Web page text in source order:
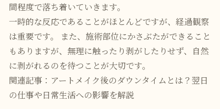
間程度で落ち着いていきます。
一時的な反応であることがほとんどですが、経過観察
は重要です。 また、施術部位にかさぶたができること
もありますが、無理に触ったり剥がしたりせず、自然
に剥がれるのを待つことが大切です。
関連記事：アートメイク後のダウンタイムとは？翌日
の仕事や日常生活への影響を解説